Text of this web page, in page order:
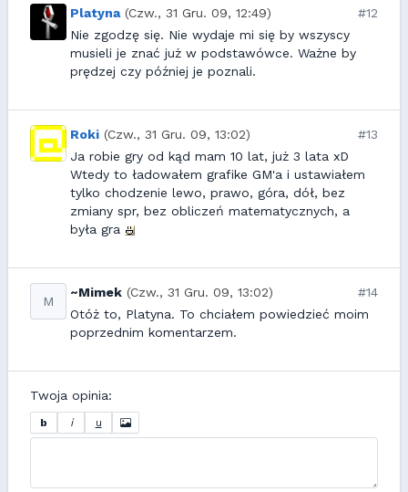
Platyna (Czw., 31 Gru. 09, 12:49)
#12
Nie zgodzę się. Nie wydaje mi się by wszyscy
musieli je znać już w podstawówce. Ważne by
prędzej czy później je poznali.
Roki (Czw., 31 Gru. 09, 13:02)
#13
Ja robie gry od kąd mam 10 lat, już 3 lata xD
Wtedy to ładowałem grafike GM'a i ustawiałem
tylko chodzenie lewo, prawo, góra, dół, bez
zmiany spr, bez obliczeń matematycznych, a
była gra
M
~Mimek (Czw., 31 Gru. 09, 13:02)
#14
Otóż to, Platyna. To chciałem powiedzieć moim
poprzednim komentarzem.
Twoja opinia:
b i u